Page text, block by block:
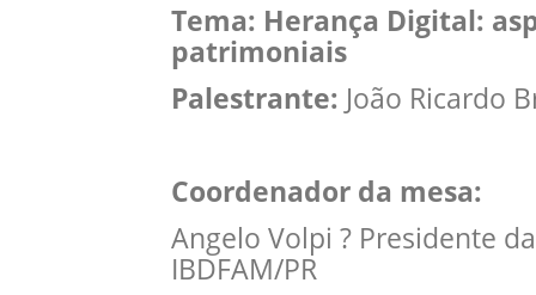
Tema: Herança Digital:
patrimoniais
Palestrante: João Ricardo
Coordenador da mesa:
Angelo Volpi ? Presidente
IBDFAM/PR